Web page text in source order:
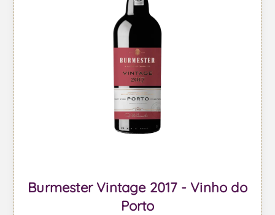
Burmester Vintage 2017 - Vinho do
Porto